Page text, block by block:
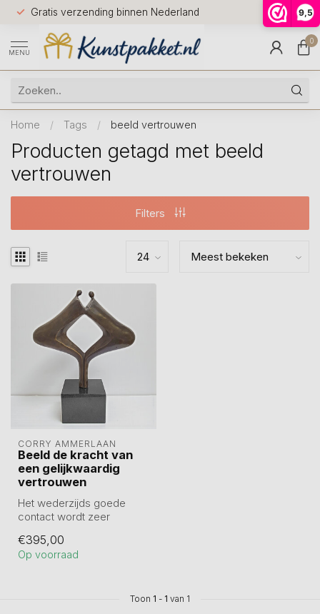
9,5
Gratis verzending binnen Nederland
Voor
huis
9.5
MENU
0
Home / Tags / beeld vertrouwen
Producten getagd met beeld
vertrouwen
Filters
CORRY AMMERLAAN
Beeld de kracht van
een gelijkwaardig
vertrouwen
Het wederzijds goede
contact wordt zeer
vertrouwen in de ...
€395,00
Op voorraad
Toon 1 - 1 van 1